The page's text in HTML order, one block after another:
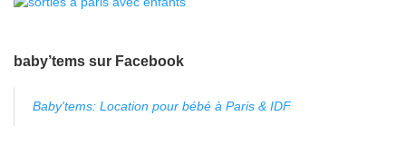
baby’tems sur Facebook
Baby'tems: Location pour bébé à Paris & IDF